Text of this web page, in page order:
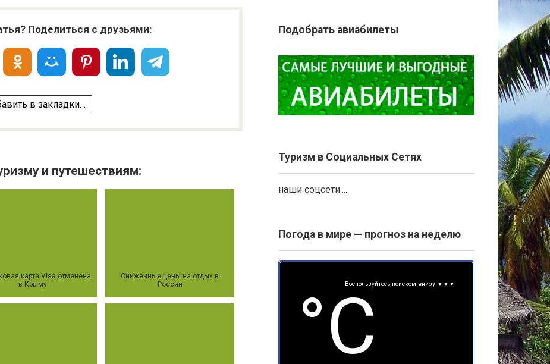
Поделиться с друзьями:
в закладки…
и путешествиям:
карта Visa отменена
в Крыму
Сниженные цены на отдых в
России
Подобрать авиабилеты
Туризм в Социальных Сетях
наши соцсети.....
Погода в мире — прогноз на неделю
Воспользуйтесь поиском внизу ▼▼▼
°С